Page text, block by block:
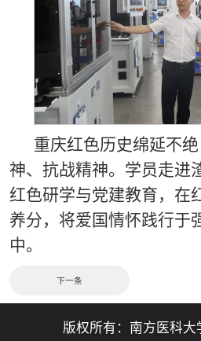
重庆红色历史绵延不
神、抗战精神。学员走进
红色研学与党建教育，在
养分，将爱国情怀践行于
中。
下一条
版权所有： 南方医科大